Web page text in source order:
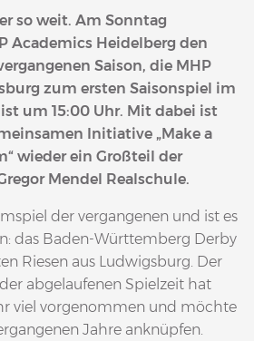
so weit. Am Sonntag
Academics Heidelberg den
Saison, die MHP
zum ersten Saisonspiel im
um 15:00 Uhr. Mit dabei ist
Initiative „Make a
wieder ein Großteil der
Mendel Realschule.
der vergangenen und ist es
das Baden-Württemberg Derby
Riesen aus Ludwigsburg. Der
abgelaufenen Spielzeit hat
viel vorgenommen und möchte
Jahre anknüpfen.